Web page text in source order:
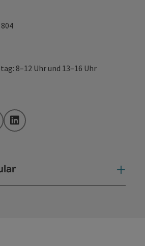
8–12 Uhr und 13–16 Uhr
LinkedIn